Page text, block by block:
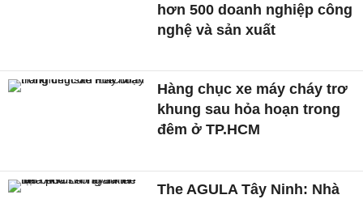
hơn 500 doanh nghiệp công
nghệ và sản xuất
Hàng chục xe máy cháy trơ
khung sau hỏa hoạn trong
đêm ở TP.HCM
The AGULA Tây Ninh: Nhà